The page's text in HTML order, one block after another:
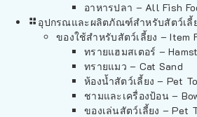
อาหารปลา – All Fish
อุปกรณและผลิตภัณฑ์สำหรับสัตว์เลี้
ของใช้สำหรับสัตว์เลี้ยง – Item
ทรายแฮมสเตอร์ –
ทรายแมว – Cat Sand
ห้องน้ำสัตว์เลี้ยง – Pet
ชามและเครื่องป้อน –
ของเล่นสัตว์เลี้ยง – Pet